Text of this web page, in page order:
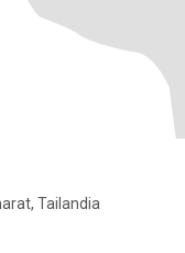
Tailandia